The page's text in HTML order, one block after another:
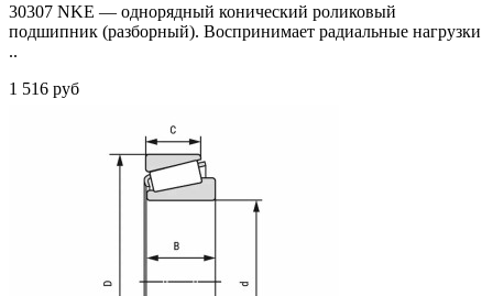
30307 NKE — однорядный конический роликовый
подшипник (разборный). Воспринимает радиальные нагрузки
..
1 516 руб